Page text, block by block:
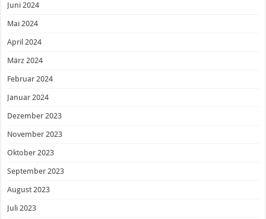
Juni 2024
Mai 2024
April 2024
März 2024
Februar 2024
Januar 2024
Dezember 2023
November 2023
Oktober 2023
September 2023
August 2023
Juli 2023